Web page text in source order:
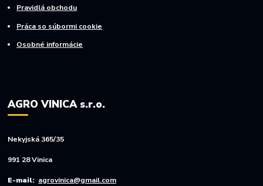
Pravidlá obchodu
Práca so súbormi cookie
Osobné informácie
AGRO VINICA s.r.o.
Nekyjská 365/35
991 28 Vinica
E-mail: agrovinica@gmail.com